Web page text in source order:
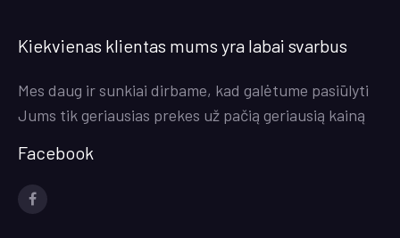
Kiekvienas klientas mums yra labai svarbus
Mes daug ir sunkiai dirbame, kad galėtume pasiūlyti
Jums tik geriausias prekes už pačią geriausią kainą
Facebook